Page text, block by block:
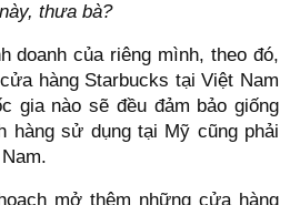
thưa bà?
doanh của riêng mình, theo đó,
hàng Starbucks tại Việt Nam
gia nào sẽ đều đảm bảo giống
hàng sử dụng tại Mỹ cũng phải
mở thêm những cửa hàng